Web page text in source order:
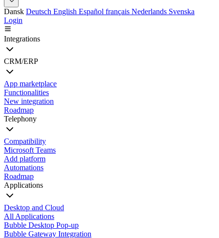
Dansk Deutsch English Español français Nederlands Svenska
Login
Integrations
CRM/ERP
App marketplace
Functionalities
New integration
Roadmap
Telephony
Compatibility
Microsoft Teams
Add platform
Automations
Roadmap
Applications
Desktop and Cloud
All Applications
Bubble Desktop Pop-up
Bubble Gateway Integration